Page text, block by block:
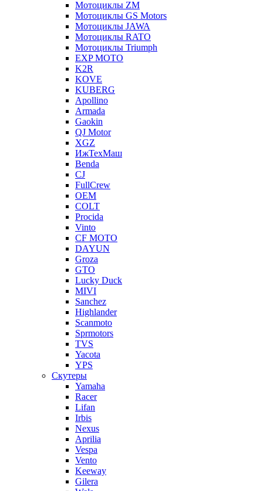
Мотоциклы ZM
Мотоциклы GS Motors
Мотоциклы JAWA
Мотоциклы RATO
Мотоциклы Triumph
EXP MOTO
K2R
KOVE
KUBERG
Apollino
Armada
Gaokin
QJ Motor
XGZ
ИжТехМаш
Benda
CJ
FullCrew
OEM
COLT
Procida
Vinto
CF MOTO
DAYUN
Groza
GTO
Lucky Duck
MIVI
Sanchez
Highlander
Scanmoto
Sprmotors
TVS
Yacota
YPS
Скутеры
Yamaha
Racer
Lifan
Irbis
Nexus
Aprilia
Vespa
Vento
Keeway
Gilera